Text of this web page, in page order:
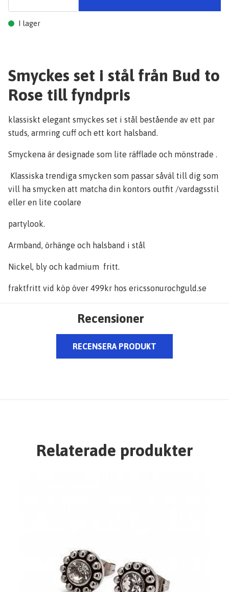
I lager
Smyckes set i stål från Bud to
Rose till fyndpris
klassiskt elegant smyckes set i stål bestående av ett par
studs, armring cuff och ett kort halsband.
Smyckena är designade som lite räfflade och mönstrade .
Klassiska trendiga smycken som passar såväl till dig som
vill ha smycken att matcha din kontors outfit /vardagsstil
eller en lite coolare
partylook.
Armband, örhänge och halsband i stål
Nickel, bly och kadmium fritt.
fraktfritt vid köp över 499kr hos ericssonurochguld.se
Recensioner
RECENSERA PRODUKT
Relaterade produkter